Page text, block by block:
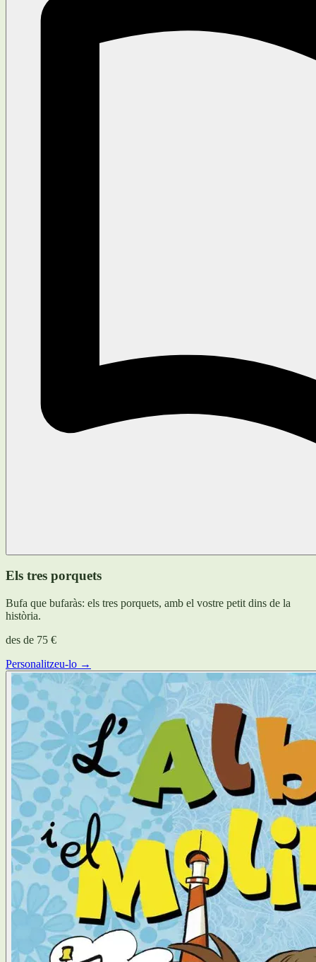
Els tres porquets
Bufa que bufaràs: els tres porquets, amb el vostre petit dins de la
història.
des de 75 €
Personalitzeu-lo →